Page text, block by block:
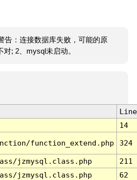
告：连接数据库失败，可能的原
; 2、mysql未启动。
Line
14
function_extend.php 324
jzmysql.class.php
211
jzmysql.class.php
62